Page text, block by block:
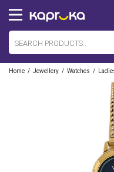
Home / Jewellery / Watches /